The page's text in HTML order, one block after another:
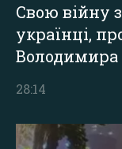
Свою війну
українці,
Володимира
28:14